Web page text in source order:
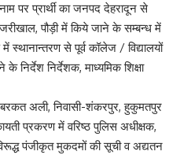
पर प्रार्थी का जनपद देहरादून से
पौड़ी में किये जाने के सम्बन्ध में
स्थानान्तरण से पूर्व कॉलेज / विद्यालयों
निर्देश निर्देशक, माध्यमिक शिक्षा
अली, निवासी-शंकरपुर, हुकुमतपुर
प्रकरण में वरिष्ठ पुलिस अधीक्षक,
पंजीकृत मुकदमों की सूची व अद्यतन